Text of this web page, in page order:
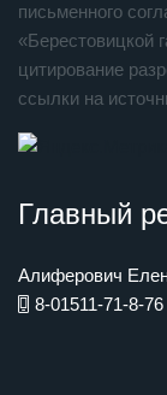
письменного
«Берестовицкой
цитирование
ссылки на
Главный
Алиферович
8-01511-71-8-76